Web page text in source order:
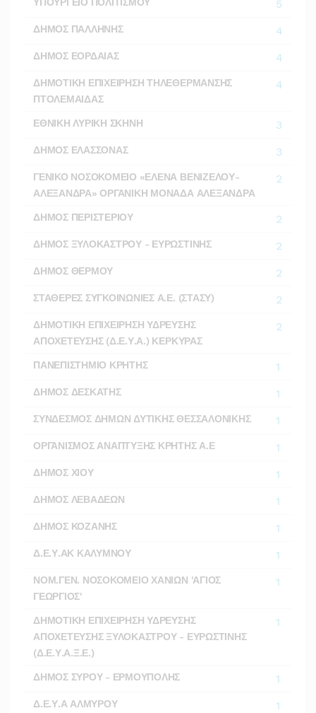
5
ΔΗΜΟΣ ΠΑΛΛΗΝΗΣ 4
ΔΗΜΟΣ ΕΟΡΔΑΙΑΣ 4
ΔΗΜΟΤΙΚΗ ΕΠΙΧΕΙΡΗΣΗ ΤΗΛΕΘΕΡΜΑΝΣΗΣ
ΠΤΟΛΕΜΑΙΔΑΣ
4
ΕΘΝΙΚΗ ΛΥΡΙΚΗ ΣΚΗΝΗ 3
ΔΗΜΟΣ ΕΛΑΣΣΟΝΑΣ 3
ΓΕΝΙΚΟ ΝΟΣΟΚΟΜΕΙΟ «ΕΛΕΝΑ ΒΕΝΙΖΕΛΟΥ-
ΑΛΕΞΑΝΔΡΑ» ΟΡΓΑΝΙΚΗ ΜΟΝΑΔΑ ΑΛΕΞΑΝΔΡΑ
2
ΔΗΜΟΣ ΠΕΡΙΣΤΕΡΙΟΥ 2
ΔΗΜΟΣ ΞΥΛΟΚΑΣΤΡΟΥ - ΕΥΡΩΣΤΙΝΗΣ 2
ΔΗΜΟΣ ΘΕΡΜΟΥ 2
ΣΤΑΘΕΡΕΣ ΣΥΓΚΟΙΝΩΝΙΕΣ Α.Ε. (ΣΤΑΣΥ) 2
ΔΗΜΟΤΙΚΗ ΕΠΙΧΕΙΡΗΣΗ ΥΔΡΕΥΣΗΣ
ΑΠΟΧΕΤΕΥΣΗΣ (Δ.Ε.Υ.Α.) ΚΕΡΚΥΡΑΣ
2
ΠΑΝΕΠΙΣΤΗΜΙΟ ΚΡΗΤΗΣ 1
ΔΗΜΟΣ ΔΕΣΚΑΤΗΣ 1
ΣΥΝΔΕΣΜΟΣ ΔΗΜΩΝ ΔΥΤΙΚΗΣ ΘΕΣΣΑΛΟΝΙΚΗΣ 1
ΟΡΓΑΝΙΣΜΟΣ ΑΝΑΠΤΥΞΗΣ ΚΡΗΤΗΣ Α.Ε 1
ΔΗΜΟΣ ΧΙΟΥ 1
ΔΗΜΟΣ ΛΕΒΑΔΕΩΝ 1
ΔΗΜΟΣ ΚΟΖΑΝΗΣ 1
Δ.Ε.Υ.ΑΚ ΚΑΛΥΜΝΟΥ 1
ΝΟΜ.ΓΕΝ. ΝΟΣΟΚΟΜΕΙΟ ΧΑΝΙΩΝ 'ΑΓΙΟΣ
ΓΕΩΡΓΙΟΣ'
1
ΔΗΜΟΤΙΚΗ ΕΠΙΧΕΙΡΗΣΗ ΥΔΡΕΥΣΗΣ
ΑΠΟΧΕΤΕΥΣΗΣ ΞΥΛΟΚΑΣΤΡΟΥ - ΕΥΡΩΣΤΙΝΗΣ
(Δ.Ε.Υ.Α.Ξ.Ε.)
1
ΔΗΜΟΣ ΣΥΡΟΥ - ΕΡΜΟΥΠΟΛΗΣ 1
Δ.Ε.Υ.Α ΑΛΜΥΡΟΥ 1